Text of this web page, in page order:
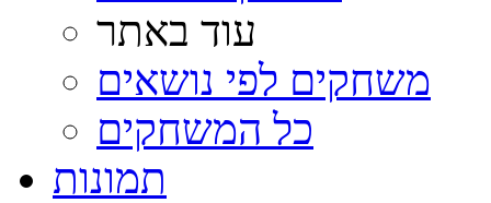
עוד באתר
משחקים לפי נושאים
כל המשחקים
תמונות